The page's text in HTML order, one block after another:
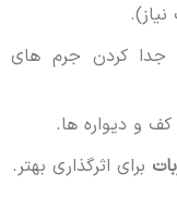
کردن جرم های
و دیواره ها.
برای اثرگذاری بهتر.